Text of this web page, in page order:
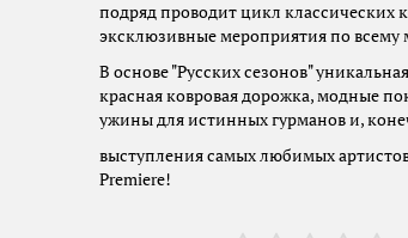
подряд проводит цикл классических
эксклюзивные мероприятия по всему
В основе "Русских сезонов"
красная ковровая дорожка, модные
ужины для истинных гурманов и,
выступления самых любимых
Premiere!